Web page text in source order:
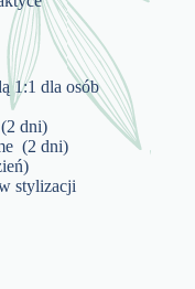
1:1 dla osób
dni)
(2 dni)
stylizacji